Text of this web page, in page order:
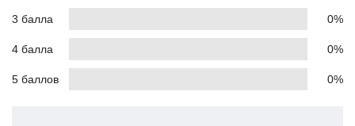
3 балла 0%
4 балла 0%
5 баллов 0%